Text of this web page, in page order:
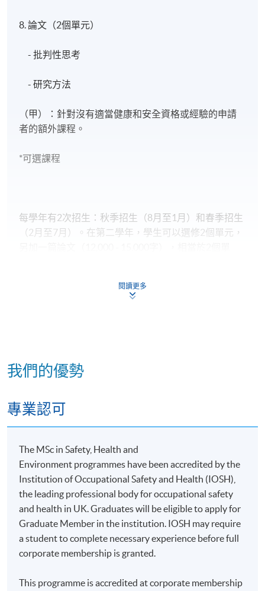
8. 論文（2個單元）
- 批判性思考
- 研究方法
（甲）：針對沒有適當健康和安全資格或經驗的申請
者的額外課程。
*可選課程
每學年有2次招生：秋季招生（8月至1月）和春季招生
（2月至7月）。在第二學年，學生可以選修2個單元，
每個單元包括兩系列的授課，通常在學期內的兩到三
1. 評核方式為作業和論文。
現時接受報名
非本地高等及專業教育(規管)條例
根據《非本地高等及專業教育（規管）條例》，本課
程屬獲豁免課程。個別僱主可酌情決定是否承認本課
閱讀更多
我們的優勢
專業認可
The MSc in Safety, Health and
Environment programmes have been accredited by the
Institution of Occupational Safety and Health (IOSH),
the leading professional body for occupational safety
and health in UK. Graduates will be eligible to apply for
Graduate Member in the institution. IOSH may require
a student to complete necessary experience before full
corporate membership is granted.
This programme is accredited at corporate membership